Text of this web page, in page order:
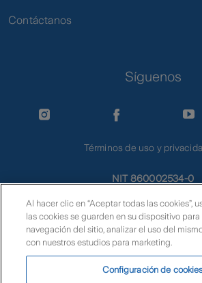
Contáctanos
Síguenos
Términos de uso y
NIT 860002534-0
Línea Nacional 01 8000
© Zurich
Al hacer clic en “Aceptar todas las cookies”,
las cookies se guarden en su dispositivo para
navegación del sitio, analizar el uso del
con nuestros estudios para marketing.
Configuración de